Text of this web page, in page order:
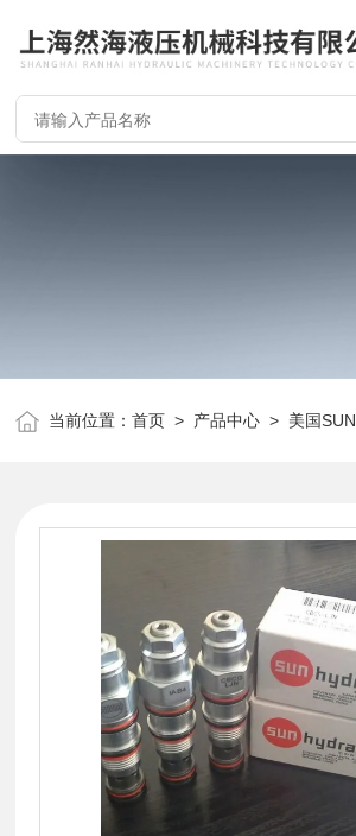
当前位置：首页 > 产品中心 > 美国SUN